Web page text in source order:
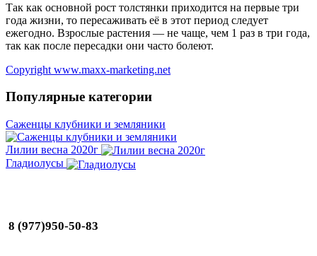
Так как основной рост толстянки приходится на первые три
года жизни, то пересаживать её в этот период следует
ежегодно. Взрослые растения — не чаще, чем 1 раз в три года,
так как после пересадки они часто болеют.
Copyright www.maxx-marketing.net
Популярные категории
Саженцы клубники и земляники
Лилии весна 2020г
Гладиолусы
8 (977)950-50-83